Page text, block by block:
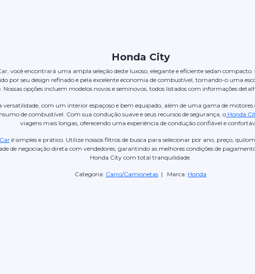
Honda City
você encontrará uma ampla seleção deste luxoso, elegante e eficiente sedan
por seu design refinado e pela excelente economia de combustível, tornando-o uma
opções incluem modelos novos e seminovos, todos listados com informações
versatilidade, com um interior espaçoso e bem equipado, além de uma gama de
de combustível. Com sua condução suave e seus recursos de segurança, oHonda
viagens mais longas, oferecendo uma experiência de condução confiável e
é simples e prático. Utilize nossos filtros de busca para selecionar por ano, preço,
de negociação direta com vendedores, garantindo as melhores condições de
Honda City com total tranquilidade.
Categoria: Carro/Camionetas | Marca: Honda